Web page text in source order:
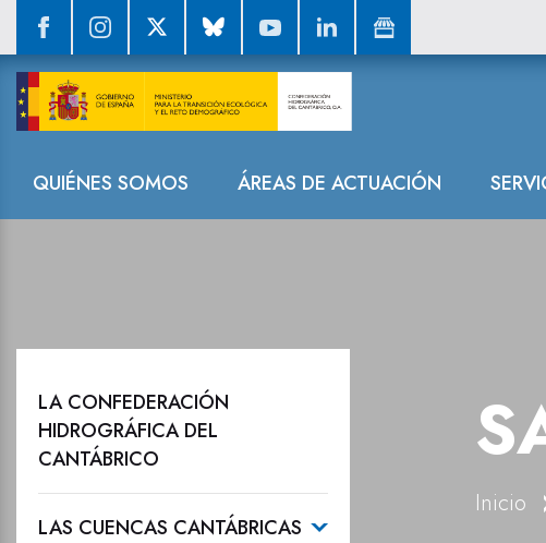
Navegación
QUIÉNES SOMOS ÁREAS DE ACTUACIÓN
Sala de prensa
Inicio
LA CONFEDERACIÓN
HIDROGRÁFICA DEL
CANTÁBRICO
LAS CUENCAS CANTÁBRICAS